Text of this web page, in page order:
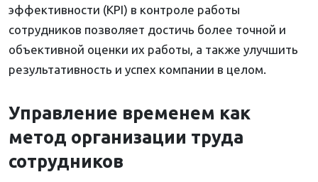
эффективности (KPI) в контроле работы
сотрудников позволяет достичь более точной и
объективной оценки их работы, а также улучшить
результативность и успех компании в целом.
Управление временем как
метод организации труда
сотрудников